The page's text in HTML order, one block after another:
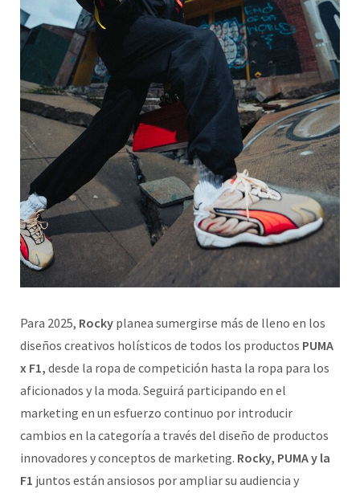
Para 2025, Rocky planea sumergirse más de lleno en los
diseños creativos holísticos de todos los productos PUMA
x F1, desde la ropa de competición hasta la ropa para los
aficionados y la moda. Seguirá participando en el
marketing en un esfuerzo continuo por introducir
cambios en la categoría a través del diseño de productos
innovadores y conceptos de marketing. Rocky, PUMA y la
F1 juntos están ansiosos por ampliar su audiencia y